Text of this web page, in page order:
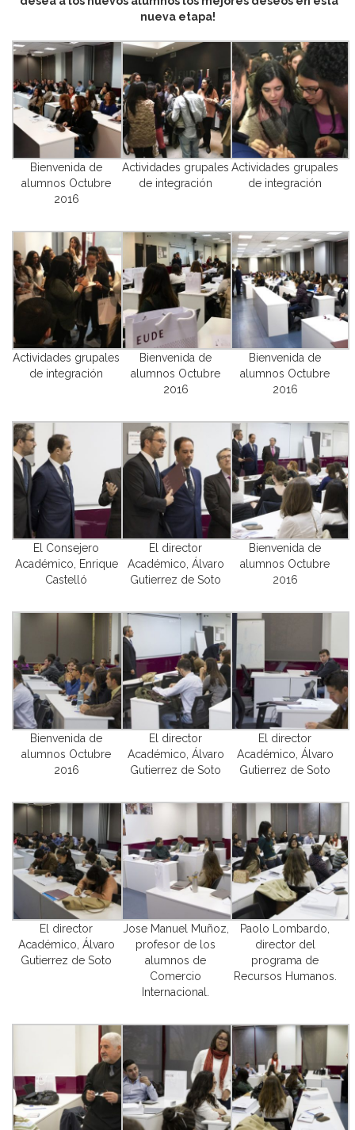
nueva etapa!
Bienvenida de
alumnos Octubre
2016
Actividades grupales
de integración
Actividades grupales
de integración
Actividades grupales
de integración
Bienvenida de
alumnos Octubre
2016
Bienvenida de
alumnos Octubre
2016
El Consejero
Académico, Enrique
Castelló
El director
Académico, Álvaro
Gutierrez de Soto
Bienvenida de
alumnos Octubre
2016
Bienvenida de
alumnos Octubre
2016
El director
Académico, Álvaro
Gutierrez de Soto
El director
Académico, Álvaro
Gutierrez de Soto
El director
Académico, Álvaro
Gutierrez de Soto
Jose Manuel Muñoz,
profesor de los
alumnos de
Comercio
Internacional.
Paolo Lombardo,
director del
programa de
Recursos Humanos.